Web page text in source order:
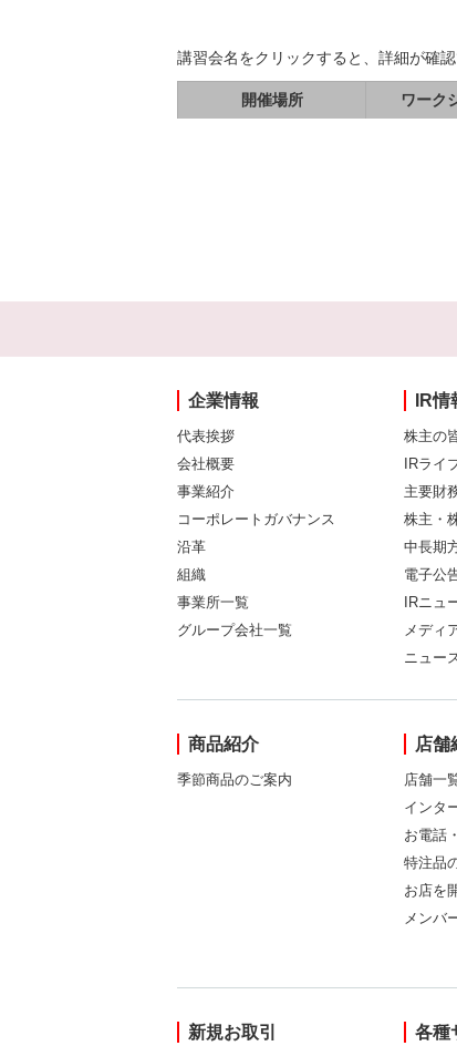
講習会名をクリックすると、詳細が確
開催場所 ワーク
企業情報
代表挨拶
会社概要
事業紹介
コーポレートガバナンス
沿革
組織
事業所一覧
グループ会社一覧
IR情
株主の
IRライ
主要財
株主・
中長期
電子公
IRニュ
メディ
ニュー
商品紹介
季節商品のご案内
店舗
店舗一
インタ
お電話
特注品
お店を
メンバ
新規お取引 各種